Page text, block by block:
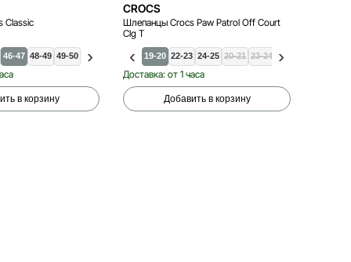
Classic
46-47 48-49 49-50
в корзину
CROCS
Шлепанцы Crocs Paw Patrol Off Court
Clg T
19-20 22-23 24-25 20-21 23-24 25-26
Доставка: от 1 часа
Добавить в корзину